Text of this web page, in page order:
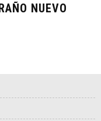
NUEVO